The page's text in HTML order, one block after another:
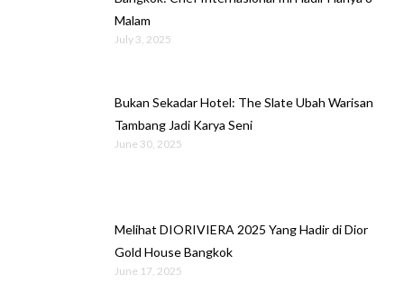
Malam
July 3, 2025
Bukan Sekadar Hotel: The Slate Ubah Warisan
Tambang Jadi Karya Seni
June 30, 2025
Melihat DIORIVIERA 2025 Yang Hadir di Dior
Gold House Bangkok
June 17, 2025